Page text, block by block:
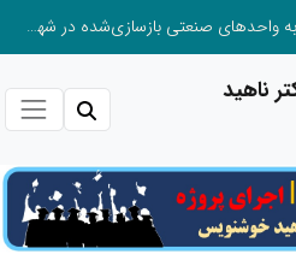
بازدید وزیر نیرو از روند برق‌رسانی به واحدهای صنعتی بازسازی‌شده در شهرک صنعتی شمس‌آباد
ناهید